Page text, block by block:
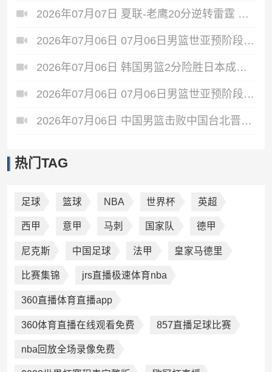
2026年07月07日 夏联-老鹰20分逆转雷霆 埃加福19+15 马拉9中3&4帽5失误
2026年07月06日 07月06日男篮世亚预阶段一 新西兰男篮 129 - 75 关岛男篮 全场集锦
2026年07月06日 韩国男篮2分险胜日本成功晋级世亚预第二阶段 中国台北淘汰
2026年07月06日 07月06日男篮世亚预阶段一 澳大利亚男篮 92 - 49 菲律宾男篮 全场集锦
2026年07月06日 中国男篮击败中国台北晋级第二阶段 赵继伟17+6 杨瀚森10+5
热门TAG
足球 篮球 NBA 世界杯 英超
西甲 意甲 马刺 国家队 德甲
尼克斯 中国足球 法甲 皇家马德里
比赛集锦 jrs直播极速体育nba
360直播体育直播app
360体育直播在线观看免费 857直播足球比赛
nba回放全场录像免费